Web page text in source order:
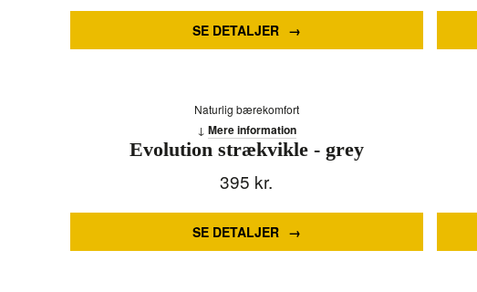
SE DETALJER
Naturlig bærekomfort
Evolution strækvikle - grey
395 kr.
SE DETALJER
Mere information